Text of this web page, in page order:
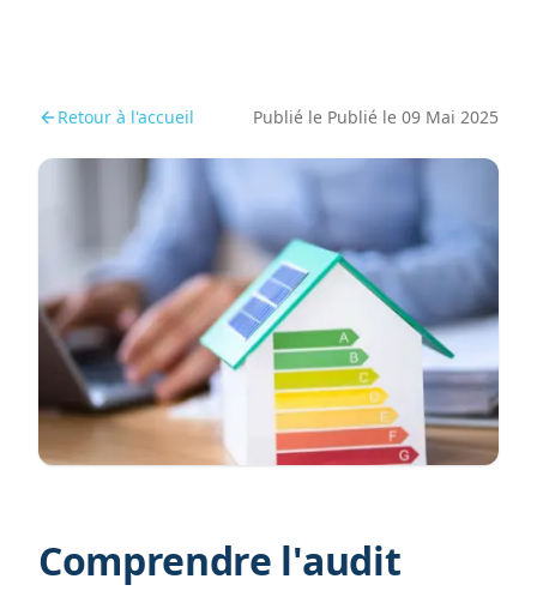
Retour à l'accueil Publié le Publié le 09 Mai 2025
Comprendre l'audit